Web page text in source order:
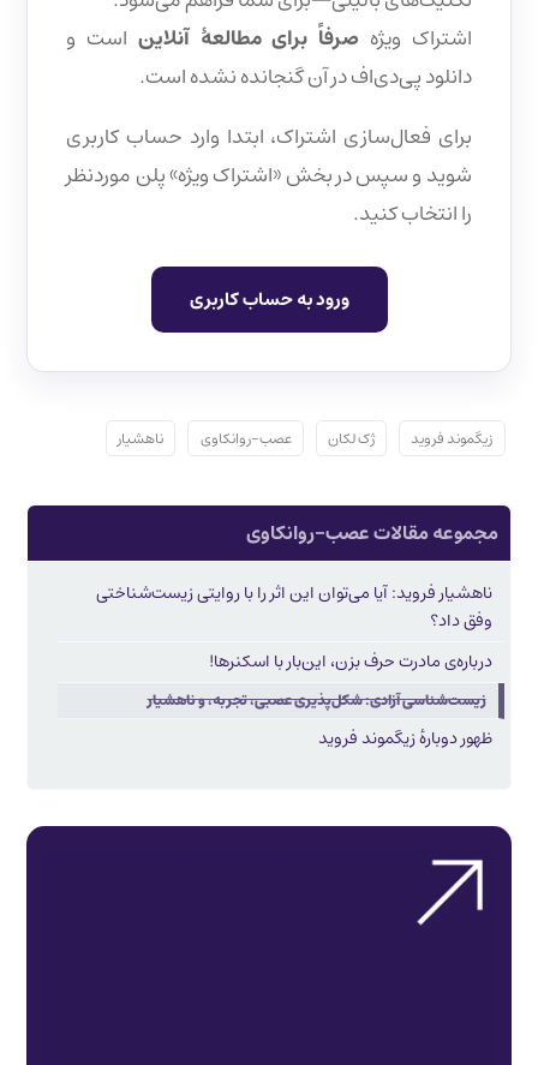
اشتراک ویژه صرفاً برای مطالعهٔ آنلاین است و
دانلود پی‌دی‌اف در آن گنجانده نشده است.
برای فعال‌سازی اشتراک، ابتدا وارد حساب کاربری
شوید و سپس در بخش «اشتراک ویژه» پلن موردنظر
را انتخاب کنید.
ورود به حساب کاربری
زیگموند فروید ژک لکان عصب-روانکاوی ناهشیار
مجموعه مقالات عصب-روانکاوی
ناهشیار فروید: آیا می‌توان این اثر را با روایتی زیست‌شناختی
وفق داد؟
درباره‌ی مادرت حرف بزن، این‌بار با اسکنرها!
زیست‌شناسی آزادی: شکل‌پذیری عصبی، تجربه، و ناهشیار
ظهور دوباره‌ٔ زیگموند فروید